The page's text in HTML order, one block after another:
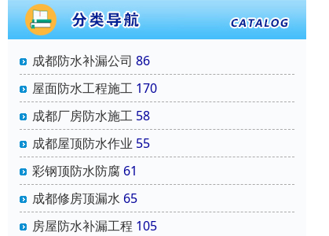
成都防水补漏公司 86
屋面防水工程施工 170
成都厂房防水施工 58
成都屋顶防水作业 55
彩钢顶防水防腐 61
成都修房顶漏水 65
房屋防水补漏工程 105